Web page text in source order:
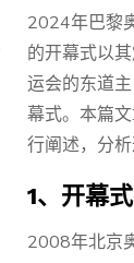
2024年巴黎
的开幕式以
运会的东道
幕式。本篇
行阐述，分
1、开幕
2008年北京